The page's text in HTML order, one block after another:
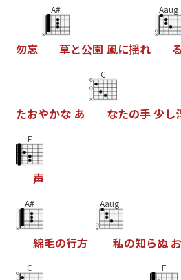
勿忘
A#
草と公園 風に揺れ
Aaug
る
たおやかな あ
C
なたの手少し
F
声
A#
綿毛の行方
Aaug
私の知らぬ お
C F